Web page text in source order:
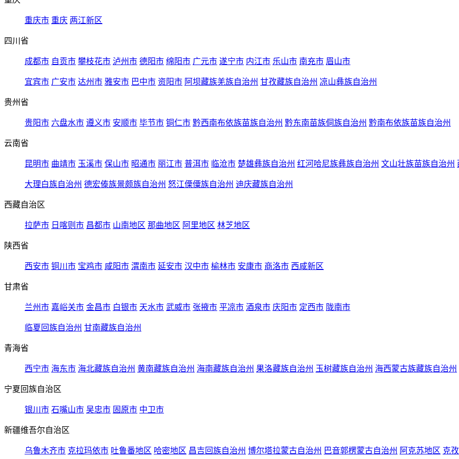
重庆市 重庆 两江新区
四川省
成都市 自贡市 攀枝花市 泸州市 德阳市 绵阳市 广元市 遂宁市 内江市 乐山市 南充市 眉山市
宜宾市 广安市 达州市 雅安市 巴中市 资阳市 阿坝藏族羌族自治州 甘孜藏族自治州 凉山彝族自治州
贵州省
贵阳市 六盘水市 遵义市 安顺市 毕节市 铜仁市 黔西南布依族苗族自治州 黔东南苗族侗族自治州 黔南布依族苗族自治州
云南省
昆明市 曲靖市 玉溪市 保山市 昭通市 丽江市 普洱市 临沧市 楚雄彝族自治州 红河哈尼族彝族自治州 文山壮族苗族自治州
大理白族自治州 德宏傣族景颇族自治州 怒江傈僳族自治州 迪庆藏族自治州
西藏自治区
拉萨市 日喀则市 昌都市 山南地区 那曲地区 阿里地区 林芝地区
陕西省
西安市 铜川市 宝鸡市 咸阳市 渭南市 延安市 汉中市 榆林市 安康市 商洛市 西咸新区
甘肃省
兰州市 嘉峪关市 金昌市 白银市 天水市 武威市 张掖市 平凉市 酒泉市 庆阳市 定西市 陇南市
临夏回族自治州 甘南藏族自治州
青海省
西宁市 海东市 海北藏族自治州 黄南藏族自治州 海南藏族自治州 果洛藏族自治州 玉树藏族自治州 海西蒙古族藏族自治州
宁夏回族自治区
银川市 石嘴山市 吴忠市 固原市 中卫市
新疆维吾尔自治区
乌鲁木齐市 克拉玛依市 吐鲁番地区 哈密地区 昌吉回族自治州 博尔塔拉蒙古自治州 巴音郭楞蒙古自治州 阿克苏地区 克